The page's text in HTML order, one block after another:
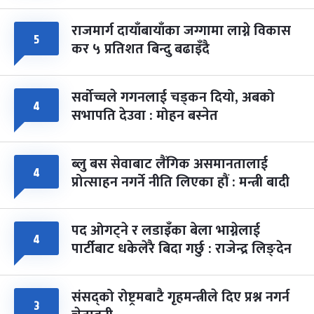
५ राजमार्ग दायाँबायाँका जग्गामा लाग्ने विकास
कर ५ प्रतिशत बिन्दु बढाइँदै
४ सर्वोच्चले गगनलाई चड्कन दियो, अबको
सभापति देउवा : मोहन बस्नेत
४ ब्लु बस सेवाबाट लैंगिक असमानतालाई
प्रोत्साहन नगर्ने नीति लिएका हौं : मन्त्री बादी
४ पद ओगट्ने र लडाइँका बेला भाग्नेलाई
पार्टीबाट धकेलेरै बिदा गर्छु : राजेन्द्र लिङ्देन
३ संसद्को रोष्ट्रमबाटै गृहमन्त्रीले दिए प्रश्न नगर्न